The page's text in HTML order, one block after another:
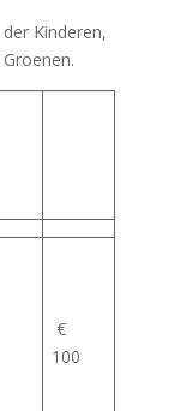
Kinderen,
€
100